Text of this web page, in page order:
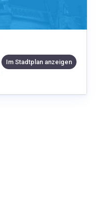
Im Stadtplan anzeigen